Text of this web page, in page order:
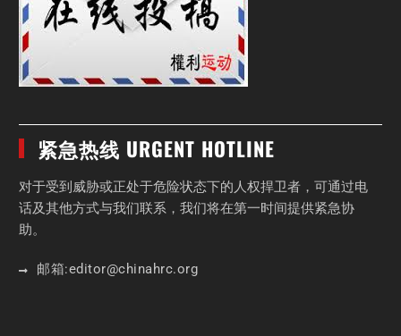
紧急热线 URGENT HOTLINE
对于受到威胁或正处于危险状态下的人权捍卫者，可通过电
话及其他方式与我们联系，我们将在第一时间提供紧急协
助。
邮箱:editor@chinahrc.org